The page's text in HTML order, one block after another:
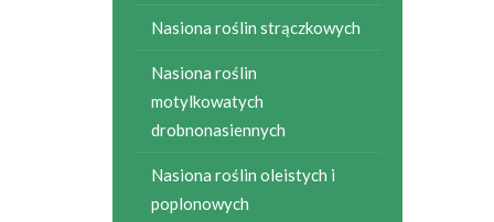
Nasiona roślin strączkowych
Nasiona roślin
motylkowatych
drobnonasiennych
Nasiona roślin oleistych i
poplonowych